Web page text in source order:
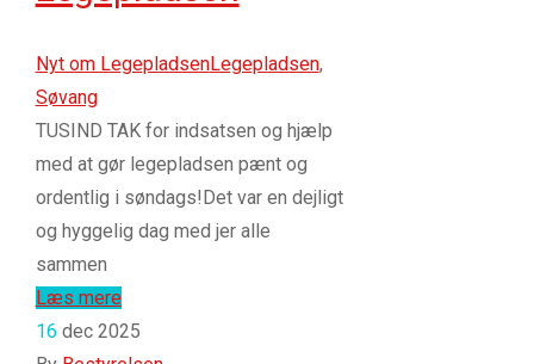
Nyt om LegepladsenLegepladsen,
Søvang
TUSIND TAK for indsatsen og hjælp
med at gør legepladsen pænt og
ordentlig i søndags!Det var en dejligt
og hyggelig dag med jer alle
sammen
Læs mere
16 dec 2025